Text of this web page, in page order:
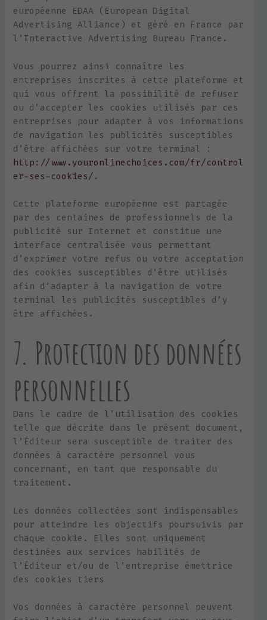
européenne EDAA (European Digital
Advertising Alliance) et géré en France par
l’Interactive Advertising Bureau France.
Vous pourrez ainsi connaître les
entreprises inscrites à cette plateforme et
qui vous offrent la possibilité de refuser
ou d’accepter les cookies utilisés par ces
entreprises pour adapter à vos informations
de navigation les publicités susceptibles
d’être affichées sur votre terminal :
http://www.youronlinechoices.com/fr/control
er-ses-cookies/ .
Cette plateforme européenne est partagée
par des centaines de professionnels de la
publicité sur Internet et constitue une
interface centralisée vous permettant
d’exprimer votre refus ou votre acceptation
des cookies susceptibles d’être utilisés
afin d’adapter à la navigation de votre
terminal les publicités susceptibles d’y
être affichées.
7. Protection des données
personnelles
Dans le cadre de l’utilisation des cookies
telle que décrite dans le présent document,
l’Éditeur sera susceptible de traiter des
données à caractère personnel vous
concernant, en tant que responsable du
traitement.
Les données collectées sont indispensables
pour atteindre les objectifs poursuivis par
chaque cookie. Elles sont uniquement
destinées aux services habilités de
l’Éditeur et/ou de l’entreprise émettrice
des cookies tiers
Vos données à caractère personnel peuvent